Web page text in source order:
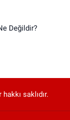
Değildir?
saklıdır.